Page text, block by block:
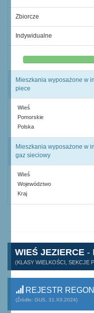
Zbiorcze
Indywidualne
0,0%
Mieszkania wyposażone w
piece
Wieś
Pomorskie
Polska
Mieszkania wyposażone w
gaz sieciowy
Wieś
Województwo
Kraj
WIEŚ JEZIERCE -
(KLASY WIELKOŚCI, SEKCJE
REJESTR
(Źródło: GUS, 31.XII.2024)